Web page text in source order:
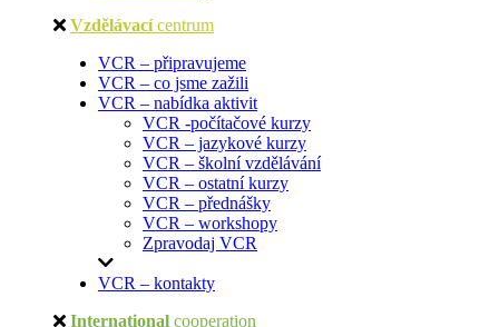
Vzdělávací centrum
VCR – připravujeme
VCR – co jsme zažili
VCR – nabídka aktivit
VCR -počítačové kurzy
VCR – jazykové kurzy
VCR – školní vzdělávání
VCR – ostatní kurzy
VCR – přednášky
VCR – workshopy
Zpravodaj VCR
VCR – kontakty
International cooperation